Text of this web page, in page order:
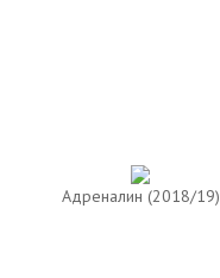
Адреналин (2018/19)